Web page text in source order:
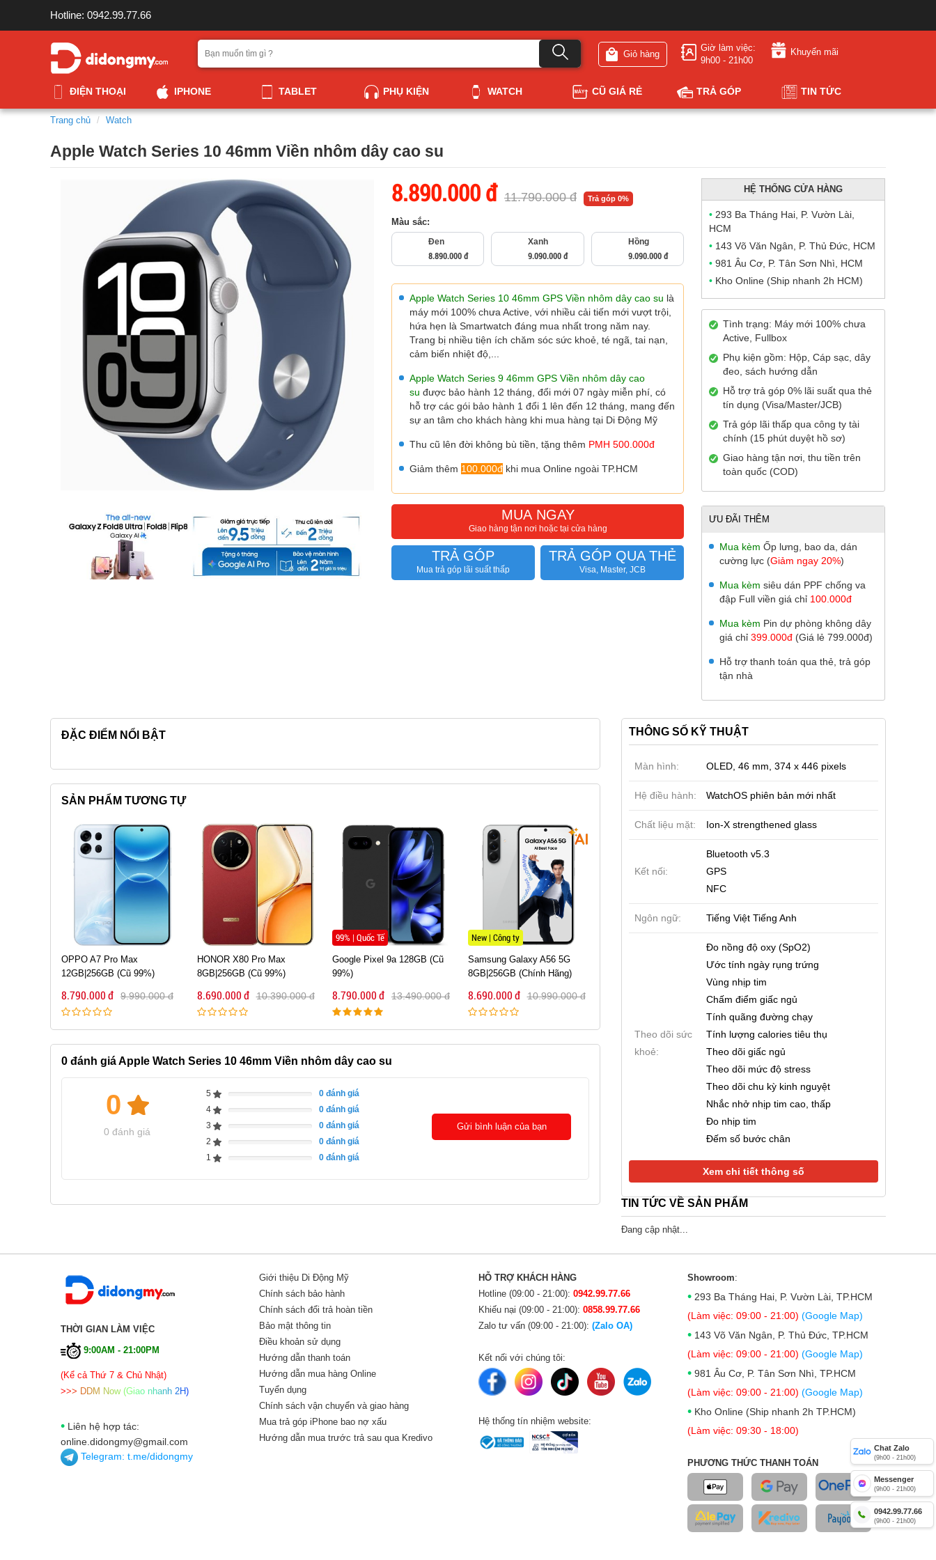
Hotline: 0942.99.77.66
Giỏ hàng
Giờ làm việc:
9h00 - 21h00
Khuyến mãi
ĐIỆN THOẠI IPHONE TABLET PHỤ KIỆN WATCH CŨ GIÁ RẺ TRẢ GÓP TIN TỨC
Trang chủ Watch
Apple Watch Series 10 46mm Viền nhôm dây cao su
8.890.000 đ 11.790.000 đ Trả góp 0%
Màu sắc:
Đen
8.890.000 đ
Xanh
9.090.000 đ
Hồng
9.090.000 đ
Apple Watch Series 10 46mm GPS Viền nhôm dây cao su là
máy mới 100% chưa Active, với nhiều cải tiến mới vượt trội,
hứa hẹn là Smartwatch đáng mua nhất trong năm nay.
Trang bị nhiều tiện ích chăm sóc sức khoẻ, té ngã, tai nạn,
cảm biến nhiệt độ,...
Apple Watch Series 9 46mm GPS Viền nhôm dây cao
su được bảo hành 12 tháng , đổi mới 07 ngày miễn phí, có
hỗ trợ các gói bảo hành 1 đổi 1 lên đến 12 tháng, mang đến
sự an tâm cho khách hàng khi mua hàng tại Di Động Mỹ
Thu cũ lên đời không bù tiền, tặng thêm PMH 500.000đ
Giảm thêm 100.000đ khi mua Online ngoài TP.HCM
MUA NGAY
Giao hàng tận nơi hoặc tại cửa hàng
TRẢ GÓP
Mua trả góp lãi suất thấp
TRẢ GÓP QUA THẺ
Visa, Master, JCB
HỆ THỐNG CỬA HÀNG
• 293 Ba Tháng Hai, P. Vườn Lài,
HCM
• 143 Võ Văn Ngân, P. Thủ Đức, HCM
• 981 Âu Cơ, P. Tân Sơn Nhì, HCM
• Kho Online (Ship nhanh 2h HCM)
Tình trạng: Máy mới 100% chưa
Active, Fullbox
Phụ kiện gồm: Hộp, Cáp sạc, dây
đeo, sách hướng dẫn
Hỗ trợ trả góp 0% lãi suất qua thẻ
tín dụng (Visa/Master/JCB)
Trả góp lãi thấp qua công ty tài
chính (15 phút duyệt hồ sơ)
Giao hàng tận nơi, thu tiền trên
toàn quốc (COD)
ƯU ĐÃI THÊM
Mua kèm Ốp lưng, bao da, dán
cường lực (Giảm ngay 20%)
Mua kèm siêu dán PPF chống va
đập Full viền giá chỉ 100.000đ
Mua kèm Pin dự phòng không dây
giá chỉ 399.000đ (Giá lẻ 799.000đ)
Hỗ trợ thanh toán qua thẻ, trả góp
tận nhà
ĐẶC ĐIỂM NỔI BẬT
SẢN PHẨM TƯƠNG TỰ
HONOR X80 Pro Max
8GB|256GB (Cũ 99%)
8.690.000 đ 10.390.000 đ
99% | Quốc Tế
Google Pixel 9a 128GB (Cũ
99%)
8.790.000 đ 13.490.000 đ
New | Công ty
Samsung Galaxy A56 5G
8GB|256GB (Chính Hãng)
8.690.000 đ 10.990.000 đ
99% | Quốc Tế
iPhone 12 Pro 256GB (Cũ
99%)
8.790.000 đ 11.490.000 đ 9.990.000 đ
HONOR X80 Pro Max
8GB|256GB (Cũ 99%)
8.690.000 đ
99% | Quốc Tế
0 đánh giá Apple Watch Series 10 46mm Viền nhôm dây cao su
0
0 đánh giá
5 0đánh giá
4
0đánh giá
3
0đánh giá
2
0đánh giá
1
0đánh giá
Gửi bình luận của bạn
THÔNG SỐ KỸ THUẬT
Màn hình: OLED, 46 mm, 374 x 446 pixels
Hệ điều hành: WatchOS phiên bản mới nhất
Chất liệu mặt: Ion-X strengthened glass
Kết nối:
Bluetooth v5.3
GPS
NFC
Ngôn ngữ: Tiếng Việt Tiếng Anh
Theo dõi sức
khoẻ:
Đo nồng độ oxy (SpO2)
Ước tính ngày rụng trứng
Vùng nhịp tim
Chấm điểm giấc ngủ
Tính quãng đường chạy
Tính lượng calories tiêu thụ
Theo dõi giấc ngủ
Theo dõi mức độ stress
Theo dõi chu kỳ kinh nguyệt
Nhắc nhở nhịp tim cao, thấp
Đo nhịp tim
Đếm số bước chân
Xem chi tiết thông số
TIN TỨC VỀ SẢN PHẨM
Đang cập nhật...
THỜI GIAN LÀM VIỆC
9:00AM - 21:00PM
(Kể cả Thứ 7 & Chủ Nhật)
>>> DDM Now (Giao nhanh 2H)
• Liên hệ hợp tác:
online.didongmy@gmail.com
Telegram: t.me/didongmy
Giới thiệu Di Động Mỹ
Chính sách bảo hành
Chính sách đổi trả hoàn tiền
Bảo mật thông tin
Điều khoản sử dụng
Hướng dẫn thanh toán
Hướng dẫn mua hàng Online
Tuyển dụng
Chính sách vận chuyển và giao hàng
Mua trả góp iPhone bao nợ xấu
Hướng dẫn mua trước trả sau qua Kredivo
HỖ TRỢ KHÁCH HÀNG
Hotline (09:00 - 21:00): 0942.99.77.66
Khiếu nại (09:00 - 21:00): 0858.99.77.66
Zalo tư vấn (09:00 - 21:00): (Zalo OA)
Kết nối với chúng tôi:
Hệ thống tín nhiệm website:
Showroom:
• 293 Ba Tháng Hai, P. Vườn Lài, TP.HCM
(Làm việc: 09:00 - 21:00) (Google Map)
• 143 Võ Văn Ngân, P. Thủ Đức, TP.HCM
(Làm việc: 09:00 - 21:00) (Google Map)
• 981 Âu Cơ, P. Tân Sơn Nhì, TP.HCM
(Làm việc: 09:00 - 21:00) (Google Map)
• Kho Online (Ship nhanh 2h TP.HCM)
(Làm việc: 09:30 - 18:00)
PHƯƠNG THỨC THANH TOÁN
Chat Zalo
(9h00 - 21h00)
Messenger
(9h00 - 21h00)
0942.99.77.66
(9h00 - 21h00)